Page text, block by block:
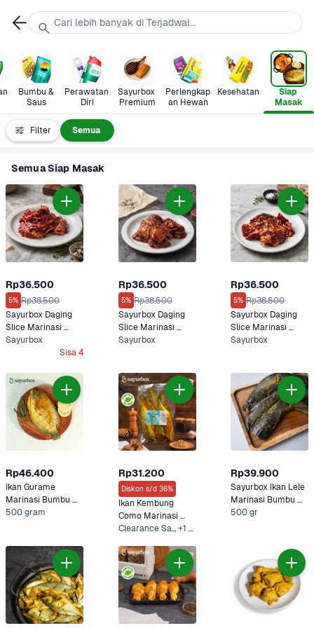
Bumbu &
Saus
Perawatan
Diri
Sayurbox
Premium
Perlengkap
an Hewan
Kesehatan
Siap
Masak
Filter Semua
Semua Siap Masak
Rp36.500
5% Rp38.500
Sayurbox Daging
Slice Marinasi
Barbeque 250
Sayurbox
Sisa 4
Rp36.500
5% Rp38.500
Sayurbox Daging
Slice Marinasi
Yakiniku 250 gram
Sayurbox
Rp36.500
5% Rp38.500
Sayurbox Daging
Slice Marinasi
Bulgogi 250 gram
Sayurbox
Rp46.400
Ikan Gurame
Marinasi Bumbu
Kuning Sayurbox
500 gram
Rp31.200
Diskon s/d 36%
Ikan Kembung
Como Marinasi
Bumbu Kuning
Clearance Sa.., +1 Lainnya
Rp39.900
Sayurbox Ikan Lele
Marinasi Bumbu
Kuning 400 - 500
500 gr
Cari lebih banyak di Terjadwal...